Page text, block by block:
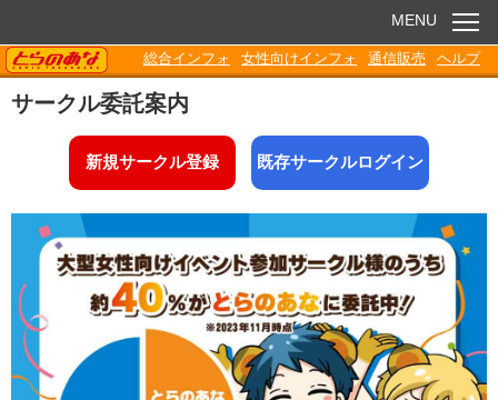
お知らせ
電子書籍
Q&A
各種ダウンロード
MENU
TORANOANA
総合インフォ 女性向けインフォ 通信販売 ヘルプ
サークル委託案内
新規サークル登録 既存サークルログイン